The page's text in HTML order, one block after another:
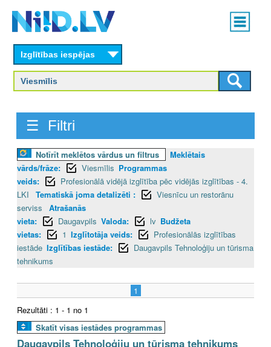
content
Main
menu
Izglītības iespējas
☰ Filtri
Notīrīt meklētos vārdus un filtrus
Meklētais
vārds/frāze:
Viesmīlis Programmas
veids:
Profesionālā vidējā izglītība pēc vidējās izglītības - 4.
LKI
Tematiskā joma detalizēti :
Viesnīcu un restorānu
serviss
Atrašanās
vieta:
Daugavpils Valoda: lv Budžeta
vietas:
1 Izglītotāja veids:
Profesionālās izglītības
iestāde Izglītības iestāde:
Daugavpils Tehnoloģiju un tūrisma
tehnikums
1
Rezultāti : 1 - 1 no 1
Skatīt visas iestādes programmas
Daugavpils Tehnoloģiju un tūrisma tehnikums